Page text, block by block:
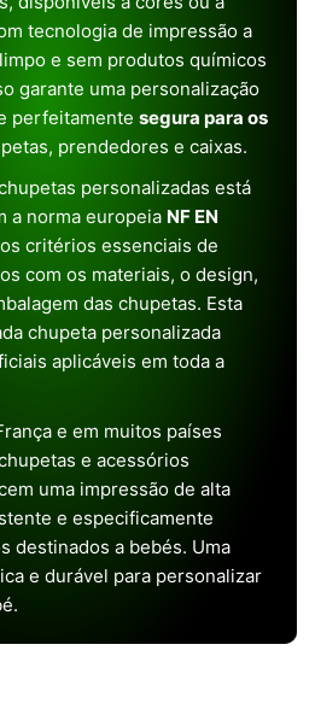
tecnologia de impressão a
e sem produtos químicos
garante uma personalização
perfeitamente segura para os
prendedores e caixas.
personalizadas está
a norma europeia NF EN
critérios essenciais de
com os materiais, o design,
das chupetas. Esta
chupeta personalizada
aplicáveis em toda a
e em muitos países
e acessórios
uma impressão de alta
e especificamente
destinados a bebés. Uma
e durável para personalizar